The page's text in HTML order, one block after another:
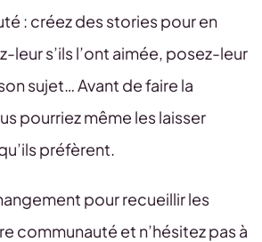
: créez des stories pour en
leur s’ils l’ont aimée, posez-leur
sujet… Avant de faire la
pourriez même les laisser
préfèrent.
pour recueillir les
communauté et n’hésitez pas à